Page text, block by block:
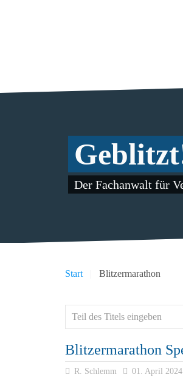
Der Fachanwalt für
Start Blitzermarathon
Blitzermarathon
R. Schlemm 01. April 2024